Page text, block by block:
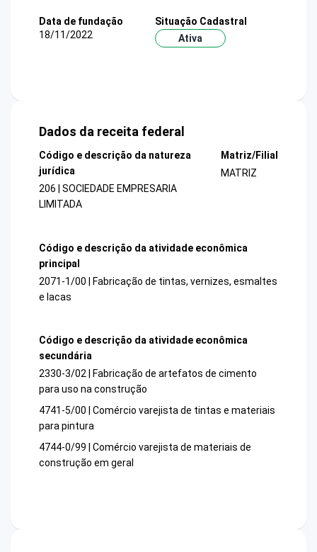
Data de fundação
18/11/2022
Situação Cadastral
Ativa
Dados da receita federal
Código e descrição da natureza
jurídica
206 | SOCIEDADE EMPRESARIA
LIMITADA
Matriz/Filial
MATRIZ
Código e descrição da atividade econômica
principal
2071-1/00 | Fabricação de tintas, vernizes, esmaltes
e lacas
Código e descrição da atividade econômica
secundária
2330-3/02 | Fabricação de artefatos de cimento
para uso na construção
4741-5/00 | Comércio varejista de tintas e materiais
para pintura
4744-0/99 | Comércio varejista de materiais de
construção em geral